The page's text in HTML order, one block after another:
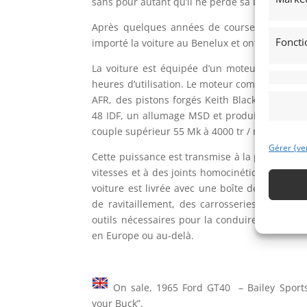
Gérer
Après quelques années de course en
importé la voiture au Benelux et ont participé
La voiture est équipée d’un moteur 331 ci
heures d’utilisation. Le moteur comprend un
AFR, des pistons forgés Keith Black, des
48 IDF, un allumage MSD et produit une
couple supérieur 55 Mk à 4000 tr / min.
Cette puissance est transmise à la piste
vitesses et à des joints homocinétiques
voiture est livrée avec une boîte de vitesses
de ravitaillement, des carrosseries de
outils nécessaires pour la conduire de
en Europe ou au-delà.
On sale, 1965 Ford GT40 – Bailey
your Buck”.